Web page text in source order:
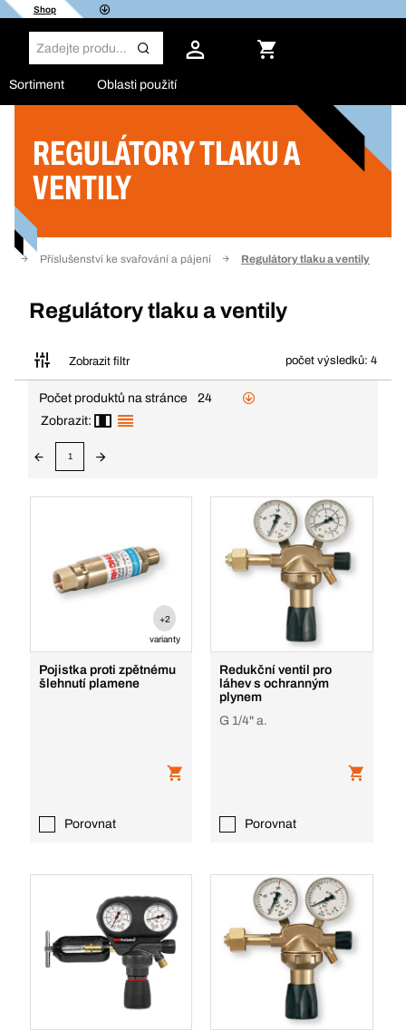
Shop
Sortiment Oblasti použití
REGULÁTORY TLAKU A
VENTILY
Příslušenství ke svařování a pájení Regulátory tlaku a ventily
Regulátory tlaku a ventily
Zobrazit filtr počet výsledků: 4
Filtr
Počet produktů na stránce
24
Zobrazit:
1
+2
varianty
Pojistka proti zpětnému
šlehnutí plamene
Porovnat
Redukční ventil pro
láhev s ochranným
plynem
G 1/4" a.
Porovnat